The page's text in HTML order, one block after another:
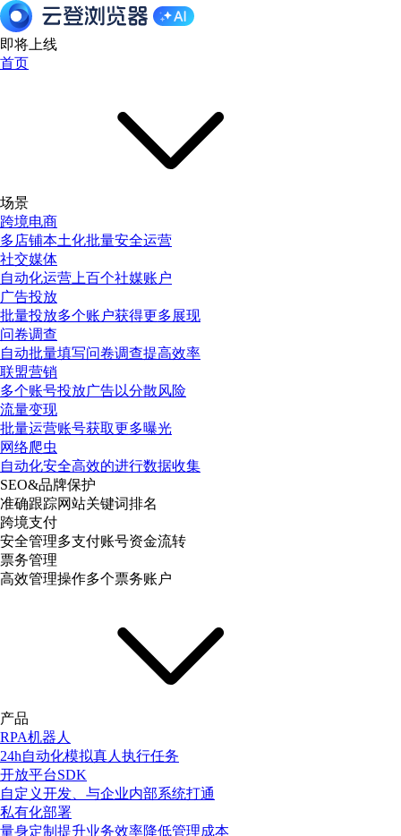
即将上线
首页
场景
跨境电商
多店铺本土化批量安全运营
社交媒体
自动化运营上百个社媒账户
广告投放
批量投放多个账户获得更多展现
问卷调查
自动批量填写问卷调查提高效率
联盟营销
多个账号投放广告以分散风险
流量变现
批量运营账号获取更多曝光
网络爬虫
自动化安全高效的进行数据收集
SEO&品牌保护
准确跟踪网站关键词排名
跨境支付
安全管理多支付账号资金流转
票务管理
高效管理操作多个票务账户
产品
RPA机器人
24h自动化模拟真人执行任务
开放平台SDK
自定义开发、与企业内部系统打通
私有化部署
量身定制提升业务效率降低管理成本